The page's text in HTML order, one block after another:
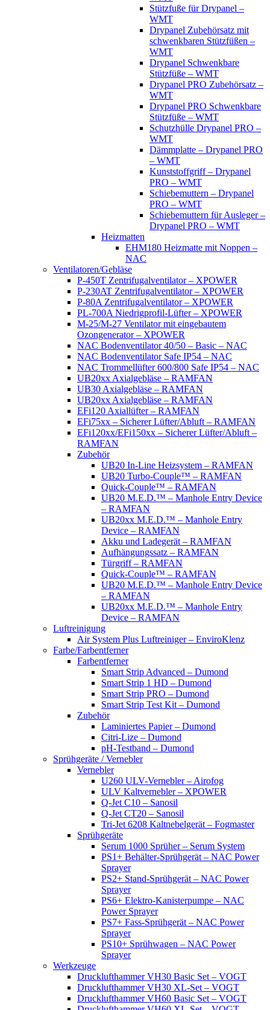
Stützfuße für Drypanel –
WMT
Drypanel Zubehörsatz mit
schwenkbaren Stützfüßen –
WMT
Drypanel Schwenkbare
Stützfüße – WMT
Drypanel PRO Zubehörsatz –
WMT
Drypanel PRO Schwenkbare
Stützfüße – WMT
Schutzhülle Drypanel PRO –
WMT
Dämmplatte – Drypanel PRO
– WMT
Kunststoffgriff – Drypanel
PRO – WMT
Schiebemuttern – Drypanel
PRO – WMT
Schiebemuttern für Ausleger –
Drypanel PRO – WMT
Heizmatten
EHM180 Heizmatte mit Noppen –
NAC
Ventilatoren/Gebläse
P-450T Zentrifugalventilator – XPOWER
P-230AT Zentrifugalventilator – XPOWER
P-80A Zentrifugalventilator – XPOWER
PL-700A Niedrigprofil-Lüfter – XPOWER
M-25/M-27 Ventilator mit eingebautem
Ozongenerator – XPOWER
NAC Bodenventilator 40/50 – Basic – NAC
NAC Bodenventilator Safe IP54 – NAC
NAC Trommellüfter 600/800 Safe IP54 – NAC
UB20xx Axialgebläse – RAMFAN
UB30 Axialgebläse – RAMFAN
UB20xx Axialgebläse – RAMFAN
EFi120 Axiallüfter – RAMFAN
EFi75xx – Sicherer Lüfter/Abluft – RAMFAN
EFi120xx/EFi150xx – Sicherer Lüfter/Abluft –
RAMFAN
Zubehör
UB20 In-Line Heizsystem – RAMFAN
UB20 Turbo-Couple™ – RAMFAN
Quick-Couple™ – RAMFAN
UB20 M.E.D.™ – Manhole Entry Device
– RAMFAN
UB20xx M.E.D.™ – Manhole Entry
Device – RAMFAN
Akku und Ladegerät – RAMFAN
Aufhängungssatz – RAMFAN
Türgriff – RAMFAN
Quick-Couple™ – RAMFAN
UB20 M.E.D.™ – Manhole Entry Device
– RAMFAN
UB20xx M.E.D.™ – Manhole Entry
Device – RAMFAN
Luftreinigung
Air System Plus Luftreiniger – EnviroKlenz
Farbe/Farbentferner
Farbentferner
Smart Strip Advanced – Dumond
Smart Strip 1 HD – Dumond
Smart Strip PRO – Dumond
Smart Strip Test Kit – Dumond
Zubehör
Laminiertes Papier – Dumond
Citri-Lize – Dumond
pH-Testband – Dumond
Sprühgeräte / Vernebler
Vernebler
U260 ULV-Vernebler – Airofog
ULV Kaltvernebler – XPOWER
Q-Jet C10 – Sanosil
Q-Jet CT20 – Sanosil
Tri-Jet 6208 Kaltnebelgerät – Fogmaster
Sprühgeräte
Serum 1000 Sprüher – Serum System
PS1+ Behälter-Sprühgerät – NAC Power
Sprayer
PS2+ Stand-Sprühgerät – NAC Power
Sprayer
PS6+ Elektro-Kanisterpumpe – NAC
Power Sprayer
PS7+ Fass-Sprühgerät – NAC Power
Sprayer
PS10+ Sprühwagen – NAC Power
Sprayer
Werkzeuge
Drucklufthammer VH30 Basic Set – VOGT
Drucklufthammer VH30 XL-Set – VOGT
Drucklufthammer VH60 Basic Set – VOGT